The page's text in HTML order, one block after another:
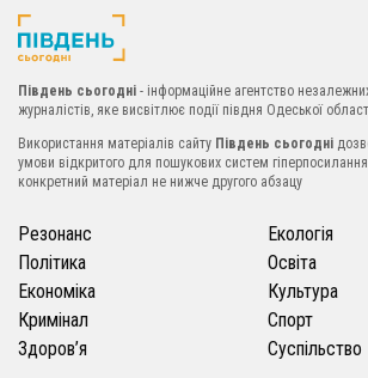
Південь сьогодні - інформаційне агентство
журналістів, яке висвітлює події півдня Одеської
Використання матеріалів сайту Південь сьогодні
умови відкритого для пошукових систем
конкретний матеріал не нижче другого абзацу
Резонанс
Політика
Економіка
Кримінал
Здоров’я
Екологія
Освіта
Культура
Спорт
Суспільство